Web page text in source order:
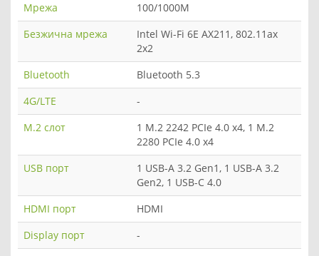
Мрежа
100/1000M
Безжична мрежа
Intel Wi-Fi 6E AX211, 802.11ax
2x2
Bluetooth
Bluetooth 5.3
4G/LTE
-
M.2 слот
1 M.2 2242 PCIe 4.0 x4, 1 M.2
2280 PCIe 4.0 x4
USB порт
1 USB-A 3.2 Gen1, 1 USB-A 3.2
Gen2, 1 USB-C 4.0
HDMI порт
HDMI
Display порт
-